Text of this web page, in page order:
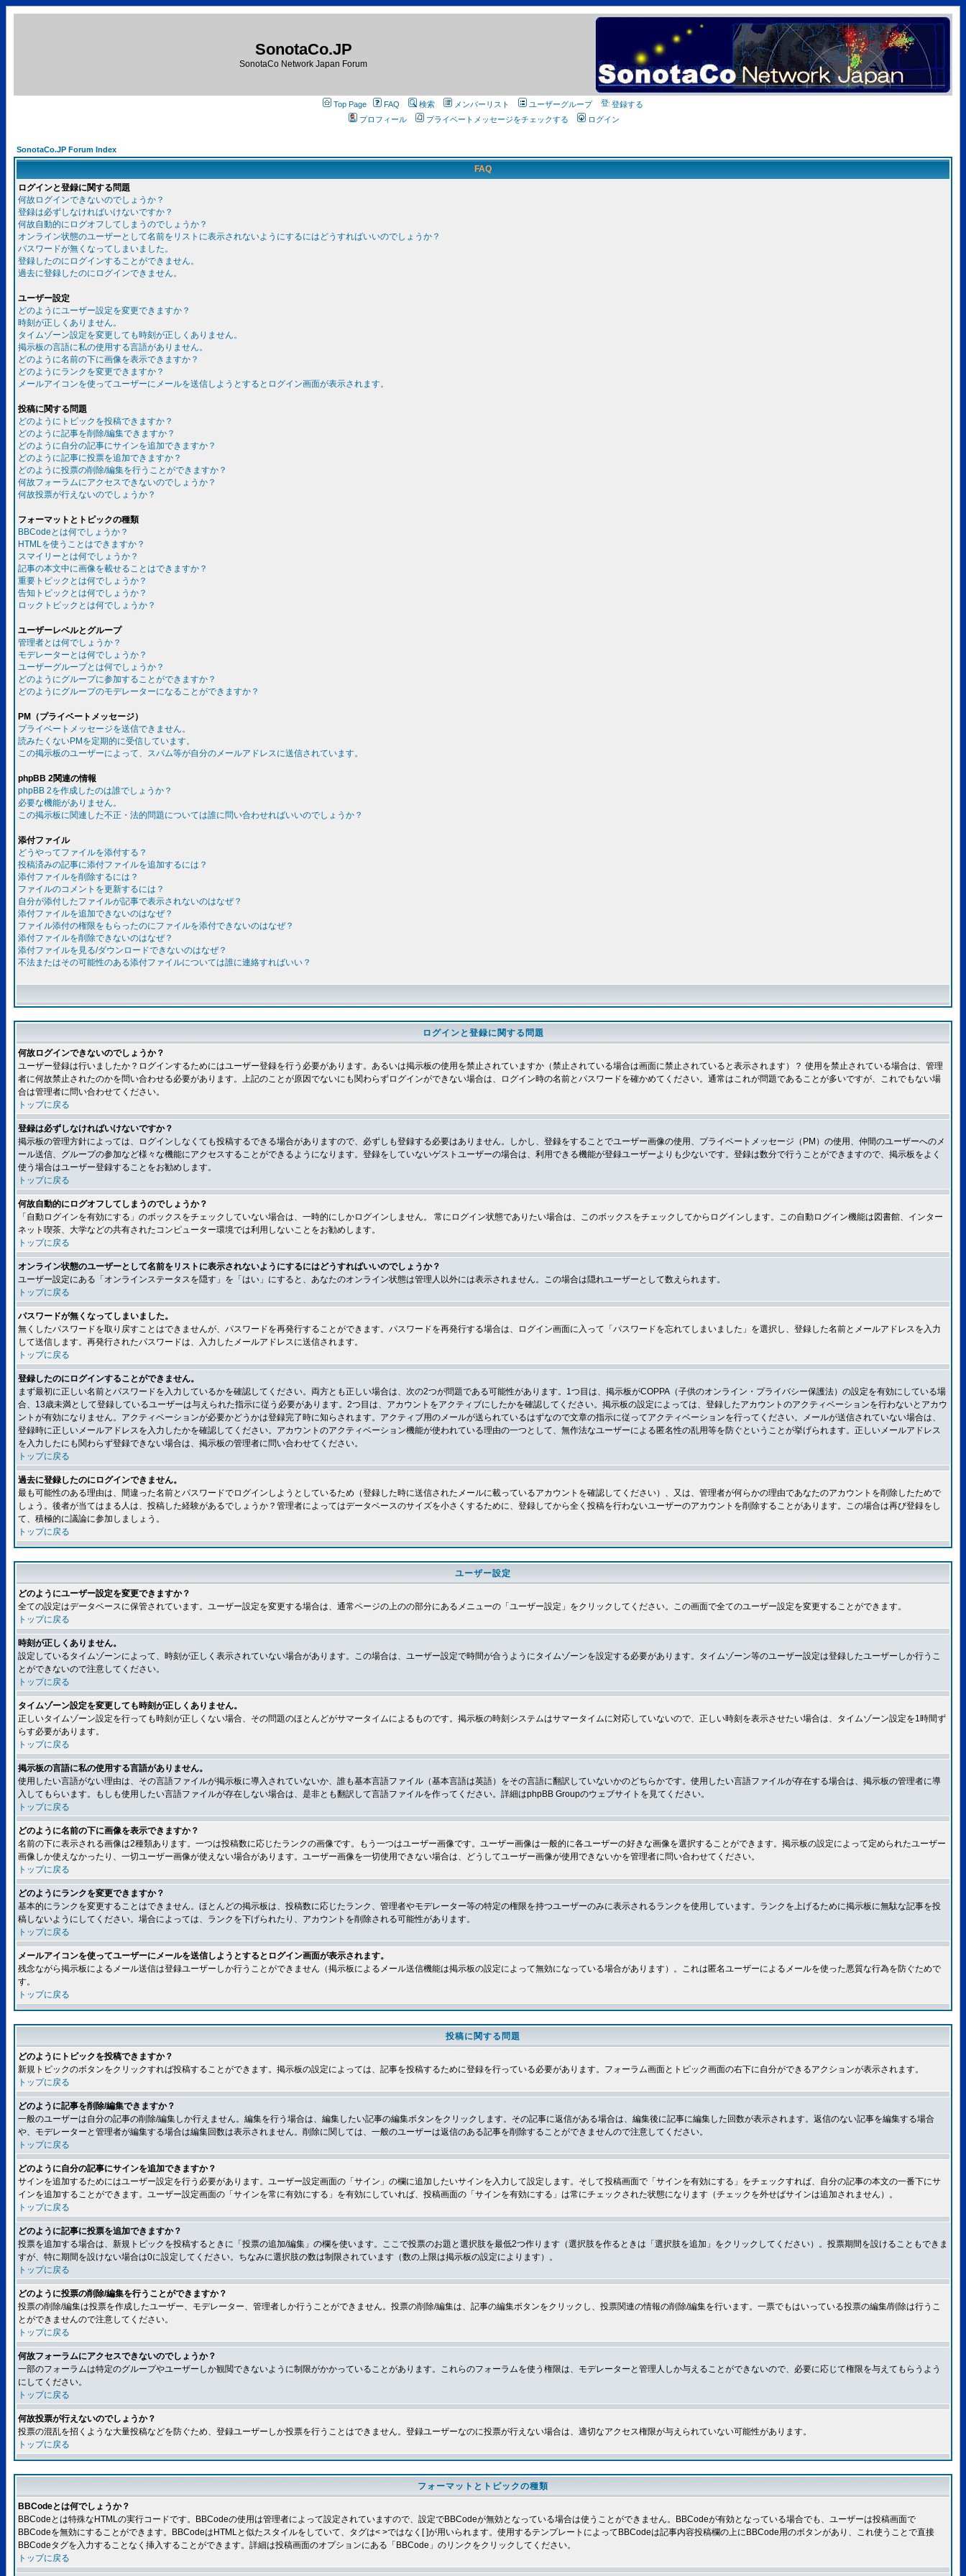
SonotaCo.JP
SonotaCo Network Japan Forum
Top Page FAQ 検索 メンバーリスト ユーザーグループ
登録する
プロフィール
プライベートメッセージをチェックする ログイン
SonotaCo.JP Forum Index
FAQ
ログインと登録に関する問題
何故ログインできないのでしょうか？
登録は必ずしなければいけないですか？
何故自動的にログオフしてしまうのでしょうか？
オンライン状態のユーザーとして名前をリストに表示されないようにするにはどうすればいいのでしょうか？
パスワードが無くなってしまいました。
登録したのにログインすることができません。
過去に登録したのにログインできません。
ユーザー設定
どのようにユーザー設定を変更できますか？
時刻が正しくありません。
タイムゾーン設定を変更しても時刻が正しくありません。
掲示板の言語に私の使用する言語がありません。
どのように名前の下に画像を表示できますか？
どのようにランクを変更できますか？
メールアイコンを使ってユーザーにメールを送信しようとするとログイン画面が表示されます。
投稿に関する問題
どのようにトピックを投稿できますか？
どのように記事を削除/編集できますか？
どのように自分の記事にサインを追加できますか？
どのように記事に投票を追加できますか？
どのように投票の削除/編集を行うことができますか？
何故フォーラムにアクセスできないのでしょうか？
何故投票が行えないのでしょうか？
フォーマットとトピックの種類
BBCodeとは何でしょうか？
HTMLを使うことはできますか？
スマイリーとは何でしょうか？
記事の本文中に画像を載せることはできますか？
重要トピックとは何でしょうか？
告知トピックとは何でしょうか？
ロックトピックとは何でしょうか？
ユーザーレベルとグループ
管理者とは何でしょうか？
モデレーターとは何でしょうか？
ユーザーグループとは何でしょうか？
どのようにグループに参加することができますか？
どのようにグループのモデレーターになることができますか？
PM（プライベートメッセージ）
プライベートメッセージを送信できません。
読みたくないPMを定期的に受信しています。
この掲示板のユーザーによって、スパム等が自分のメールアドレスに送信されています。
phpBB 2関連の情報
phpBB 2を作成したのは誰でしょうか？
必要な機能がありません。
この掲示板に関連した不正・法的問題については誰に問い合わせればいいのでしょうか？
添付ファイル
どうやってファイルを添付する？
投稿済みの記事に添付ファイルを追加するには？
添付ファイルを削除するには？
ファイルのコメントを更新するには？
自分が添付したファイルが記事で表示されないのはなぜ？
添付ファイルを追加できないのはなぜ？
ファイル添付の権限をもらったのにファイルを添付できないのはなぜ？
添付ファイルを削除できないのはなぜ？
添付ファイルを見る/ダウンロードできないのはなぜ？
不法またはその可能性のある添付ファイルについては誰に連絡すればいい？
ログインと登録に関する問題
何故ログインできないのでしょうか？
ユーザー登録は行いましたか？ログインするためにはユーザー登録を行う必要があります。あるいは掲示板の使用を禁止されていますか（禁止されている場合は画面に禁止されていると表示されます）？ 使用を禁止されている場合は、管理
者に何故禁止されたのかを問い合わせる必要があります。上記のことが原因でないにも関わらずログインができない場合は、ログイン時の名前とパスワードを確かめてください。通常はこれが問題であることが多いですが、これでもない場
合は管理者に問い合わせてください。
トップに戻る
登録は必ずしなければいけないですか？
掲示板の管理方針によっては、ログインしなくても投稿するできる場合がありますので、必ずしも登録する必要はありません。しかし、登録をすることでユーザー画像の使用、プライベートメッセージ（PM）の使用、仲間のユーザーへのメ
ール送信、グループの参加など様々な機能にアクセスすることができるようになります。登録をしていないゲストユーザーの場合は、利用できる機能が登録ユーザーよりも少ないです。登録は数分で行うことができますので、掲示板をよく
使う場合はユーザー登録することをお勧めします。
トップに戻る
何故自動的にログオフしてしまうのでしょうか？
「自動ログインを有効にする」のボックスをチェックしていない場合は、一時的にしかログインしません。 常にログイン状態でありたい場合は、このボックスをチェックしてからログインします。この自動ログイン機能は図書館、インター
ネット喫茶、大学などの共有されたコンピューター環境では利用しないことをお勧めします。
トップに戻る
オンライン状態のユーザーとして名前をリストに表示されないようにするにはどうすればいいのでしょうか？
ユーザー設定にある「オンラインステータスを隠す」を「はい」にすると、あなたのオンライン状態は管理人以外には表示されません。この場合は隠れユーザーとして数えられます。
トップに戻る
パスワードが無くなってしまいました。
無くしたパスワードを取り戻すことはできませんが、パスワードを再発行することができます。パスワードを再発行する場合は、ログイン画面に入って「パスワードを忘れてしまいました」を選択し、登録した名前とメールアドレスを入力
して送信します。再発行されたパスワードは、入力したメールアドレスに送信されます。
トップに戻る
登録したのにログインすることができません。
まず最初に正しい名前とパスワードを入力しているかを確認してください。両方とも正しい場合は、次の2つが問題である可能性があります。1つ目は、掲示板がCOPPA（子供のオンライン・プライバシー保護法）の設定を有効にしている場
合、13歳未満として登録しているユーザーは与えられた指示に従う必要があります。2つ目は、アカウントをアクティブにしたかを確認してください。掲示板の設定によっては、登録したアカウントのアクティベーションを行わないとアカウ
ントが有効になりません。アクティベーションが必要かどうかは登録完了時に知らされます。アクティブ用のメールが送られているはずなので文章の指示に従ってアクティベーションを行ってください。メールが送信されていない場合は、
登録時に正しいメールアドレスを入力したかを確認してください。アカウントのアクティベーション機能が使われている理由の一つとして、無作法なユーザーによる匿名性の乱用等を防ぐということが挙げられます。正しいメールアドレス
を入力したにも関わらず登録できない場合は、掲示板の管理者に問い合わせてください。
トップに戻る
過去に登録したのにログインできません。
最も可能性のある理由は、間違った名前とパスワードでログインしようとしているため（登録した時に送信されたメールに載っているアカウントを確認してください）、又は、管理者が何らかの理由であなたのアカウントを削除したためで
しょう。後者が当てはまる人は、投稿した経験があるでしょうか？管理者によってはデータベースのサイズを小さくするために、登録してから全く投稿を行わないユーザーのアカウントを削除することがあります。この場合は再び登録をし
て、積極的に議論に参加しましょう。
トップに戻る
ユーザー設定
どのようにユーザー設定を変更できますか？
全ての設定はデータベースに保管されています。ユーザー設定を変更する場合は、通常ページの上のの部分にあるメニューの「ユーザー設定」をクリックしてください。この画面で全てのユーザー設定を変更することができます。
トップに戻る
時刻が正しくありません。
設定しているタイムゾーンによって、時刻が正しく表示されていない場合があります。この場合は、ユーザー設定で時間が合うようにタイムゾーンを設定する必要があります。タイムゾーン等のユーザー設定は登録したユーザーしか行うこ
とができないので注意してください。
トップに戻る
タイムゾーン設定を変更しても時刻が正しくありません。
正しいタイムゾーン設定を行っても時刻が正しくない場合、その問題のほとんどがサマータイムによるものです。掲示板の時刻システムはサマータイムに対応していないので、正しい時刻を表示させたい場合は、タイムゾーン設定を1時間ず
らす必要があります。
トップに戻る
掲示板の言語に私の使用する言語がありません。
使用したい言語がない理由は、その言語ファイルが掲示板に導入されていないか、誰も基本言語ファイル（基本言語は英語）をその言語に翻訳していないかのどちらかです。使用したい言語ファイルが存在する場合は、掲示板の管理者に導
入してもらいます。もしも使用したい言語ファイルが存在しない場合は、是非とも翻訳して言語ファイルを作ってください。詳細はphpBB Groupのウェブサイトを見てください。
トップに戻る
どのように名前の下に画像を表示できますか？
名前の下に表示される画像は2種類あります。一つは投稿数に応じたランクの画像です。もう一つはユーザー画像です。ユーザー画像は一般的に各ユーザーの好きな画像を選択することができます。掲示板の設定によって定められたユーザー
画像しか使えなかったり、一切ユーザー画像が使えない場合があります。ユーザー画像を一切使用できない場合は、どうしてユーザー画像が使用できないかを管理者に問い合わせてください。
トップに戻る
どのようにランクを変更できますか？
基本的にランクを変更することはできません。ほとんどの掲示板は、投稿数に応じたランク、管理者やモデレーター等の特定の権限を持つユーザーのみに表示されるランクを使用しています。ランクを上げるために掲示板に無駄な記事を投
稿しないようにしてください。場合によっては、ランクを下げられたり、アカウントを削除される可能性があります。
トップに戻る
メールアイコンを使ってユーザーにメールを送信しようとするとログイン画面が表示されます。
残念ながら掲示板によるメール送信は登録ユーザーしか行うことができません（掲示板によるメール送信機能は掲示板の設定によって無効になっている場合があります）。これは匿名ユーザーによるメールを使った悪質な行為を防ぐためで
す。
トップに戻る
投稿に関する問題
どのようにトピックを投稿できますか？
新規トピックのボタンをクリックすれば投稿することができます。掲示板の設定によっては、記事を投稿するために登録を行っている必要があります。フォーラム画面とトピック画面の右下に自分ができるアクションが表示されます。
トップに戻る
どのように記事を削除/編集できますか？
一般のユーザーは自分の記事の削除/編集しか行えません。編集を行う場合は、編集したい記事の編集ボタンをクリックします。その記事に返信がある場合は、編集後に記事に編集した回数が表示されます。返信のない記事を編集する場合
や、モデレーターと管理者が編集する場合は編集回数は表示されません。削除に関しては、一般のユーザーは返信のある記事を削除することができませんので注意してください。
トップに戻る
どのように自分の記事にサインを追加できますか？
サインを追加するためにはユーザー設定を行う必要があります。ユーザー設定画面の「サイン」の欄に追加したいサインを入力して設定します。そして投稿画面で「サインを有効にする」をチェックすれば、自分の記事の本文の一番下にサ
インを追加することができます。ユーザー設定画面の「サインを常に有効にする」を有効にしていれば、投稿画面の「サインを有効にする」は常にチェックされた状態になります（チェックを外せばサインは追加されません）。
トップに戻る
どのように記事に投票を追加できますか？
投票を追加する場合は、新規トピックを投稿するときに「投票の追加/編集」の欄を使います。ここで投票のお題と選択肢を最低2つ作ります（選択肢を作るときは「選択肢を追加」をクリックしてください）。投票期間を設けることもできま
すが、特に期間を設けない場合は0に設定してください。ちなみに選択肢の数は制限されています（数の上限は掲示板の設定によります）。
トップに戻る
どのように投票の削除/編集を行うことができますか？
投票の削除/編集は投票を作成したユーザー、モデレーター、管理者しか行うことができません。投票の削除/編集は、記事の編集ボタンをクリックし、投票関連の情報の削除/編集を行います。一票でもはいっている投票の編集/削除は行うこ
とができませんので注意してください。
トップに戻る
何故フォーラムにアクセスできないのでしょうか？
一部のフォーラムは特定のグループやユーザーしか観閲できないように制限がかかっていることがあります。これらのフォーラムを使う権限は、モデレーターと管理人しか与えることができないので、必要に応じて権限を与えてもらうよう
にしてください。
トップに戻る
何故投票が行えないのでしょうか？
投票の混乱を招くような大量投稿などを防ぐため、登録ユーザーしか投票を行うことはできません。登録ユーザーなのに投票が行えない場合は、適切なアクセス権限が与えられていない可能性があります。
トップに戻る
フォーマットとトピックの種類
BBCodeとは何でしょうか？
BBCodeとは特殊なHTMLの実行コードです。BBCodeの使用は管理者によって設定されていますので、設定でBBCodeが無効となっている場合は使うことができません。BBCodeが有効となっている場合でも、ユーザーは投稿画面で
BBCodeを無効にすることができます。BBCodeはHTMLと似たスタイルをしていて、タグは< >ではなく[ ]が用いられます。使用するテンプレートによってBBCodeは記事内容投稿欄の上にBBCode用のボタンがあり、これ使うことで直接
BBCodeタグを入力することなく挿入することができます。詳細は投稿画面のオプションにある「BBCode」のリンクをクリックしてください。
トップに戻る